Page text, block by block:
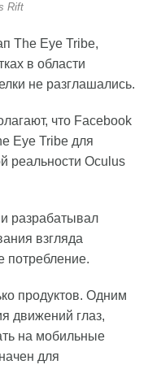
Rift
The Eye Tribe,
в области
не разглашались.
что Facebook
Eye Tribe для
реальности Oculus
разрабатывал
взгляда
потребление.
продуктов. Одним
движений глаз,
на мобильные
для